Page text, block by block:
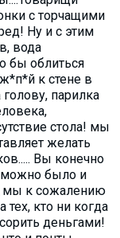
с торчащими
Ну и с этим
вода
бы облиться
к стене в
парилка
стола! мы
желать
Вы конечно
можно было и
мы к сожалению
тех, кто ни когда
деньгами!